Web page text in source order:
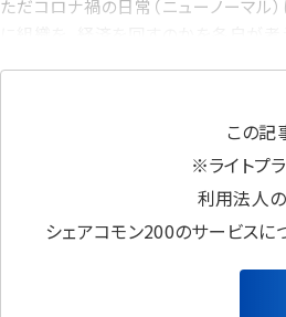
ただコロナ禍の日常（ニューノーマル
この記
※ライトプ
利用法人の
シェアコモン200のサービスに